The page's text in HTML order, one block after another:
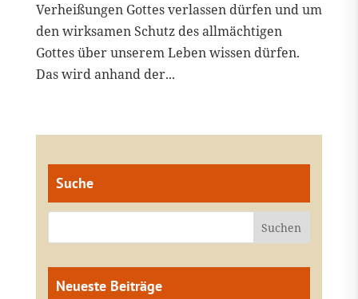
Verheißungen Gottes verlassen dürfen und um
den wirksamen Schutz des allmächtigen
Gottes über unserem Leben wissen dürfen.
Das wird anhand der...
Suche
Neueste Beiträge